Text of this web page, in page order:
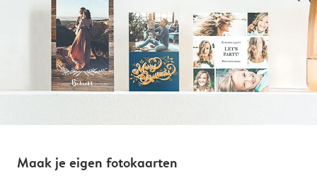
Maak je eigen fotokaarten